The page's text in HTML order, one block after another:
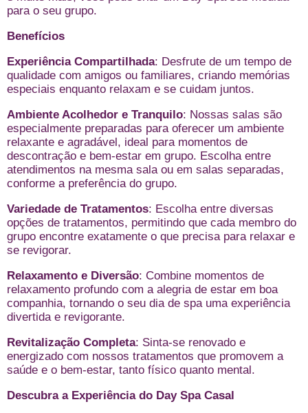
para o seu grupo.
Benefícios
Experiência Compartilhada: Desfrute de um tempo de
qualidade com amigos ou familiares, criando memórias
especiais enquanto relaxam e se cuidam juntos.
Ambiente Acolhedor e Tranquilo: Nossas salas são
especialmente preparadas para oferecer um ambiente
relaxante e agradável, ideal para momentos de
descontração e bem-estar em grupo. Escolha entre
atendimentos na mesma sala ou em salas separadas,
conforme a preferência do grupo.
Variedade de Tratamentos: Escolha entre diversas
opções de tratamentos, permitindo que cada membro do
grupo encontre exatamente o que precisa para relaxar e
se revigorar.
Relaxamento e Diversão: Combine momentos de
relaxamento profundo com a alegria de estar em boa
companhia, tornando o seu dia de spa uma experiência
divertida e revigorante.
Revitalização Completa: Sinta-se renovado e
energizado com nossos tratamentos que promovem a
saúde e o bem-estar, tanto físico quanto mental.
Descubra a Experiência do Day Spa Casal